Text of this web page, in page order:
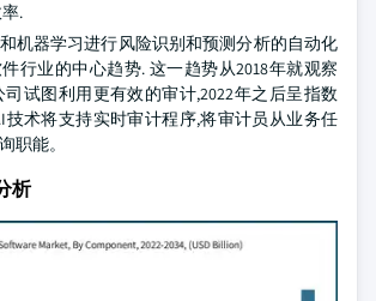
.
机器学习进行风险识别和预测分析的自动化
行业的中心趋势. 这一趋势从2018年就观察
试图利用更有效的审计,2022年之后呈指数
技术将支持实时审计程序,将审计员从业务任
职能。
析